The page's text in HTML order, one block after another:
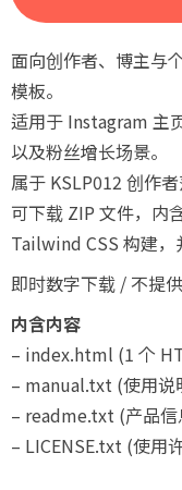
面向创作者、博主与
模板。
适用于 Instagram 主
以及粉丝增长场景。
属于 KSLP012 创作者
可下载 ZIP 文件，内
Tailwind CSS 构建，
即时数字下载 / 不提
内含内容
– index.html (1 个
– manual.txt (使用说
– readme.txt (产品信
– LICENSE.txt (使用